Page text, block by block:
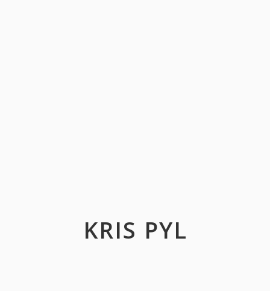
KRIS PYL